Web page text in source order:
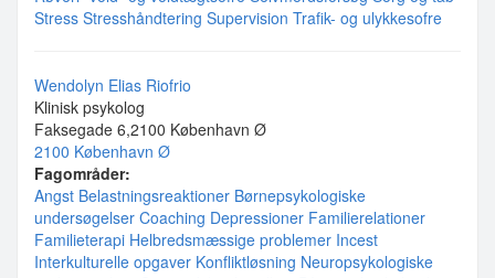
Stress Stresshåndtering Supervision Trafik- og ulykkesofre
Wendolyn Elias Riofrio
Klinisk psykolog
Faksegade 6,2100 København Ø
2100 København Ø
Fagområder:
Angst Belastningsreaktioner Børnepsykologiske
undersøgelser Coaching Depressioner Familierelationer
Familieterapi Helbredsmæssige problemer Incest
Interkulturelle opgaver Konfliktløsning Neuropsykologiske